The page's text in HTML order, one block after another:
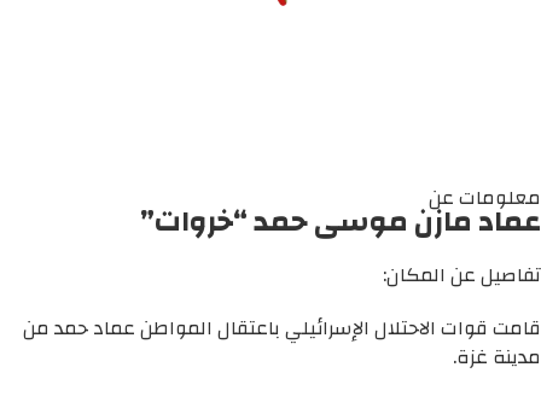
معلومات عن
عماد مازن موسى حمد “خروات”
تفاصيل عن المكان:
قامت قوات الاحتلال الإسرائيلي باعتقال المواطن عماد حمد من
مدينة غزة.